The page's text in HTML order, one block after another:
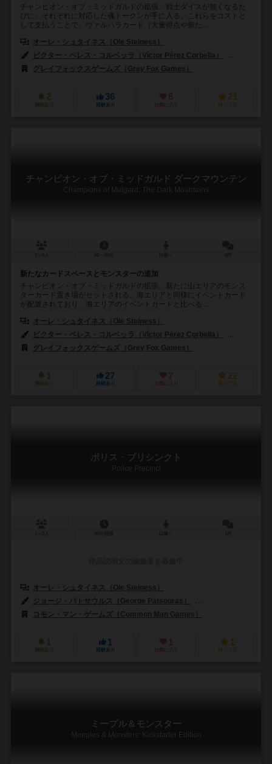
チャンピオン・オブ・ミッドガルドの拡張。戦士ダイスが無くなるた
びに、それぞれに対応した魂トークンが手に入る。これらをコストと
して支払うことで、ヴァルハラカード（大量得点や新た...
オーレ・シュタイネス（Ole Steiness）
ビクター・ペレス・コルベッラ（Víctor Pérez Corbella）
グレイフォックスゲームズ（Grey Fox Games）
2
興味あり
36
経験あり
8
お気に入り
21
持ってる
チャンピオン・オブ・ミッドガルド ダークマウンテン
Champions of Midgard: The Dark Mountains
新たなカードスペースとモンスターの追加
チャンピオン・オブ・ミッドガルドの拡張。新たに山エリアのモンス
ターカード置き場がセットされる。海エリアと同様にイベントカード
が配置されており、海エリアのイベントカードと比べる...
オーレ・シュタイネス（Ole Steiness）
ビクター・ペレス・コルベッラ（Víctor Pérez Corbella）
グレイフォックスゲームズ（Grey Fox Games）
1
興味あり
27
経験あり
7
お気に入り
22
持ってる
ポリス・プリシンクト
Police Precinct
オーレ・シュタイネス（Ole Steiness）
ジョージ・パトサウルス（George Patsouras）
コモン・マン・ゲームズ（Common Man Games）
1
興味あり
1
経験あり
1
お気に入り
1
持ってる
ミープル＆モンスター
Meeples & Monsters: Kickstarter Edition